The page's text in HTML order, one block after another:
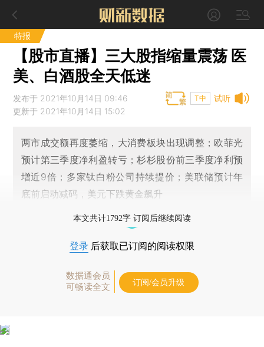
特报
【股市直播】三大股指缩量震荡 医
美、白酒股全天低迷
试听
发布于 2021年10月14日 09:46
更新于 2021年10月14日 15:02
T中
两市成交额再度萎缩，大消费板块出现调整；欧菲光
预计第三季度净利盈转亏；杉杉股份前三季度净利预
增近9倍；多家钛白粉公司持续提价；美联储预计年
底前启动减码，美元下跌黄金飙升
本文共计1792字 订阅后继续阅读
登录 后获取已订阅的阅读权限
数据通会员
可畅读全文
订阅/会员升级